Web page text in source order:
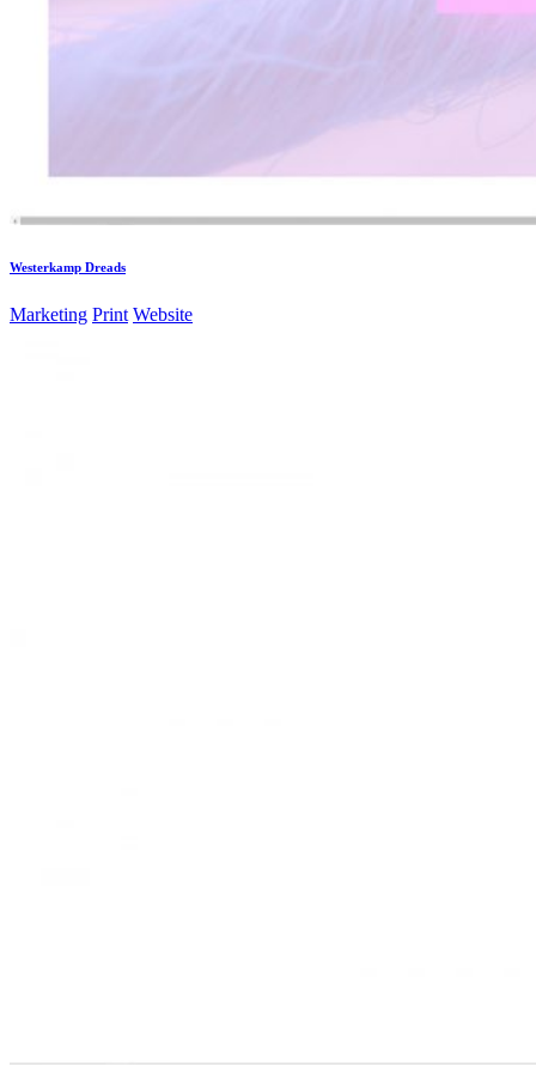
Westerkamp Dreads
Marketing Print Website